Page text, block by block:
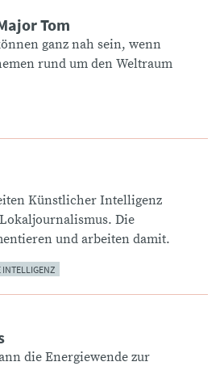
Tom
ganz nah sein, wenn
rund um den Weltraum
Künstlicher Intelligenz
Die
und arbeiten damit.
die Energiewende zur